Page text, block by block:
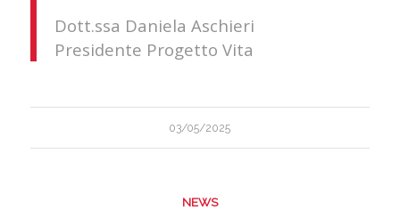
Dott.ssa Daniela Aschieri
Presidente Progetto Vita
03/05/2025
NEWS